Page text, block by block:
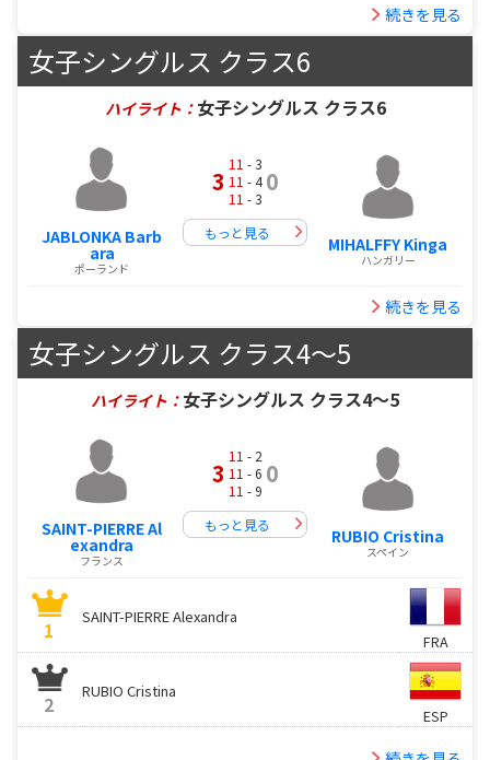
続きを見る
女子シングルス クラス6
ハイライト： 女子シングルス クラス6
JABLONKA Barb
ara
ポーランド
3
11 - 3
11 - 4
11 - 3
0
もっと見る
MIHALFFY Kinga
ハンガリー
続きを見る
女子シングルス クラス4～5
ハイライト： 女子シングルス クラス4～5
SAINT-PIERRE Al
exandra
フランス
3
11 - 2
11 - 6
11 - 9
0
もっと見る
RUBIO Cristina
スペイン
1
SAINT-PIERRE Alexandra
FRA
2
RUBIO Cristina
ESP